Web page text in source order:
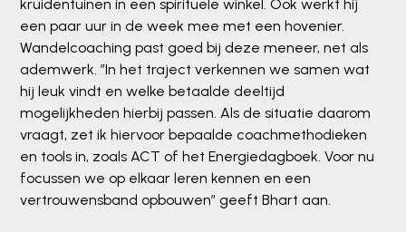
kruidentuinen in een spirituele winkel. Ook werkt hij
een paar uur in de week mee met een hovenier.
Wandelcoaching past goed bij deze meneer, net als
ademwerk. ”In het traject verkennen we samen wat
hij leuk vindt en welke betaalde deeltijd
mogelijkheden hierbij passen. Als de situatie daarom
vraagt, zet ik hiervoor bepaalde coachmethodieken
en tools in, zoals ACT of het Energiedagboek. Voor nu
focussen we op elkaar leren kennen en een
vertrouwensband opbouwen” geeft Bhart aan.